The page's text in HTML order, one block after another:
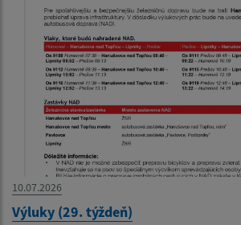
10.07.2026
Výluky (29. týždeň)